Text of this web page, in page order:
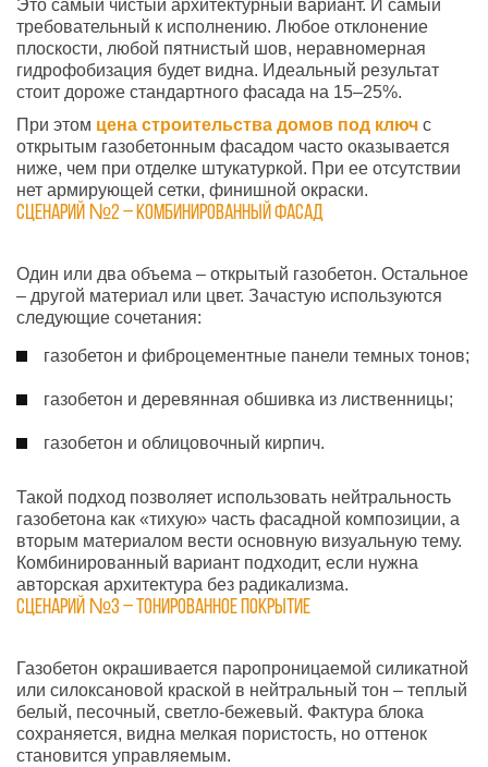
Это самый чистый архитектурный вариант. И самый
требовательный к исполнению. Любое отклонение
плоскости, любой пятнистый шов, неравномерная
гидрофобизация будет видна. Идеальный результат
стоит дороже стандартного фасада на 15–25%.
При этом цена строительства домов под ключ с
открытым газобетонным фасадом часто оказывается
ниже, чем при отделке штукатуркой. При ее отсутствии
нет армирующей сетки, финишной окраски.
Сценарий №2 – комбинированный фасад
Один или два объема – открытый газобетон. Остальное
– другой материал или цвет. Зачастую используются
следующие сочетания:
газобетон и фиброцементные панели темных тонов;
газобетон и деревянная обшивка из лиственницы;
газобетон и облицовочный кирпич.
Такой подход позволяет использовать нейтральность
газобетона как «тихую» часть фасадной композиции, а
вторым материалом вести основную визуальную тему.
Комбинированный вариант подходит, если нужна
авторская архитектура без радикализма.
Сценарий №3 – тонированное покрытие
Газобетон окрашивается паропроницаемой силикатной
или силоксановой краской в нейтральный тон – теплый
белый, песочный, светло-бежевый. Фактура блока
сохраняется, видна мелкая пористость, но оттенок
становится управляемым.